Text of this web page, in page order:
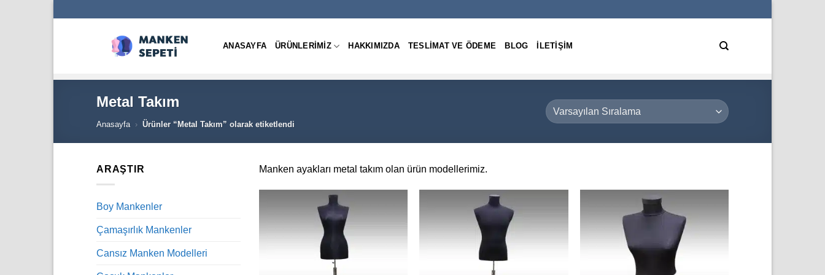
ANASAYFA ÜRÜNLERIMIZ HAKKIMIZDA TESLIMAT VE ÖDEME BLOG ILETIŞIM
Metal Takım
Anasayfa › Ürünler “Metal Takım” olarak etiketlendi
ARAŞTIR
Boy Mankenler
Çamaşırlık Mankenler
Cansız Manken Modelleri
Manken ayakları metal takım olan ürün modellerimiz.